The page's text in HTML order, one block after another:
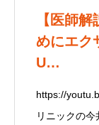
【医師
めにエク
U…
https://
リニックの今